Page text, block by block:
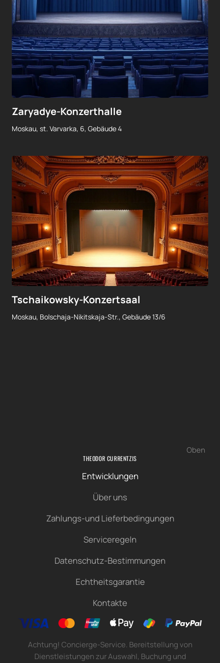
Zaryadye-Konzerthalle
Moskau, st. Varvarka, 6, Gebäude 4
Tschaikowsky-Konzertsaal
Moskau, Bolschaja-Nikitskaja-Str., Gebäude 13/6
Oben
THEODOR CURRENTZIS
Entwicklungen
Über uns
Zahlungs-und Lieferbedingungen
Serviceregeln
Datenschutz-Bestimmungen
Echtheitsgarantie
Kontakte
Achtung! Concierge-Service. Bereitstellung von
Dienstleistungen zur Auswahl, Buchung und